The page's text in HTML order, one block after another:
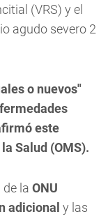
(VRS) y el
agudo severo 2
o nuevos"
este
Salud (OMS).
la ONU
adicional y las